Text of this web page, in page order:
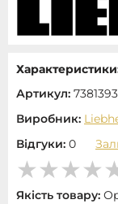
Артикул: 7381393
Виробник:
Відгуки: 0
Якість товару: